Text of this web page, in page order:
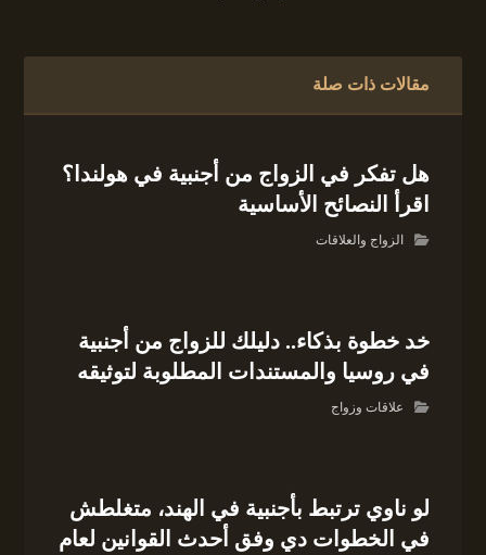
مقالات ذات صلة
هل تفكر في الزواج من أجنبية في هولندا؟
اقرأ النصائح الأساسية
الزواج والعلاقات
خد خطوة بذكاء.. دليلك للزواج من أجنبية
في روسيا والمستندات المطلوبة لتوثيقه
علاقات وزواج
لو ناوي ترتبط بأجنبية في الهند، متغلطش
في الخطوات دي وفق أحدث القوانين لعام